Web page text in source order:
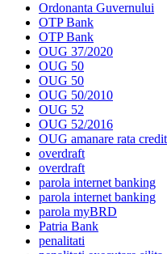
Ordonanta Guvernului
OTP Bank
OTP Bank
OUG 37/2020
OUG 50
OUG 50
OUG 50/2010
OUG 52
OUG 52/2016
OUG amanare rata credit
overdraft
overdraft
parola internet banking
parola internet banking
parola myBRD
Patria Bank
penalitati